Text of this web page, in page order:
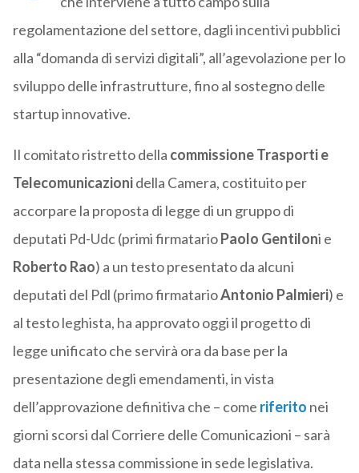
regolamentazione del settore, dagli incentivi pubblici
alla “domanda di servizi digitali”, all’agevolazione per lo
sviluppo delle infrastrutture, fino al sostegno delle
startup innovative.
Il comitato ristretto della commissione Trasporti e
Telecomunicazionidella Camera, costituito per
accorpare la proposta di legge di un gruppo di
deputati Pd-Udc (primi firmatarioPaolo Gentiloni e
Roberto Rao) a un testo presentato da alcuni
deputati del Pdl (primo firmatarioAntonio Palmieri) e
al testo leghista, ha approvato oggi il progetto di
legge unificato che servirà ora da base per la
presentazione degli emendamenti, in vista
dell’approvazione definitiva che – come riferito nei
giorni scorsi dal Corriere delle Comunicazioni – sarà
data nella stessa commissione in sede legislativa.